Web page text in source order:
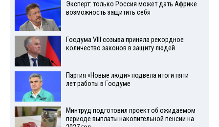
Эксперт: только Россия может дать Африке
возможность защитить себя
Госдума VIII созыва приняла рекордное
количество законов в защиту людей
Партия «Новые люди» подвела итоги пяти
лет работы в Госдуме
Минтруд подготовил проект об ожидаемом
периоде выплаты накопительной пенсии на